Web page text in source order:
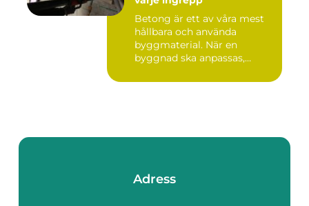
Betong är ett av våra mest
hållbara och använda
byggmaterial. När en
byggnad ska anpassas,
Adress